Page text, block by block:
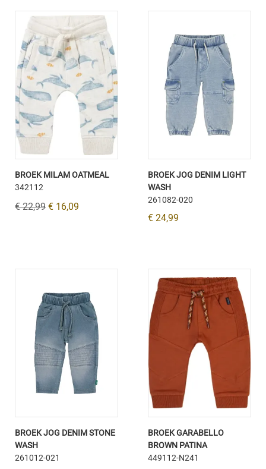
BROEK MILAM OATMEAL
342112
€ 22,99 € 16,09
BROEK JOG DENIM LIGHT
WASH
261082-020
€ 24,99
BROEK JOG DENIM STONE
WASH
261012-021
BROEK GARABELLO
BROWN PATINA
449112-N241